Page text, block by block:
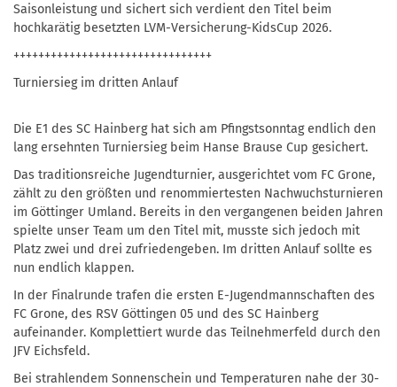
Saisonleistung und sichert sich verdient den Titel beim
hochkarätig besetzten LVM-Versicherung-KidsCup 2026.
++++++++++++++++++++++++++++++++
Turniersieg im dritten Anlauf
Die E1 des SC Hainberg hat sich am Pfingstsonntag endlich den
lang ersehnten Turniersieg beim Hanse Brause Cup gesichert.
Das traditionsreiche Jugendturnier, ausgerichtet vom FC Grone,
zählt zu den größten und renommiertesten Nachwuchsturnieren
im Göttinger Umland. Bereits in den vergangenen beiden Jahren
spielte unser Team um den Titel mit, musste sich jedoch mit
Platz zwei und drei zufriedengeben. Im dritten Anlauf sollte es
nun endlich klappen.
In der Finalrunde trafen die ersten E-Jugendmannschaften des
FC Grone, des RSV Göttingen 05 und des SC Hainberg
aufeinander. Komplettiert wurde das Teilnehmerfeld durch den
JFV Eichsfeld.
Bei strahlendem Sonnenschein und Temperaturen nahe der 30-